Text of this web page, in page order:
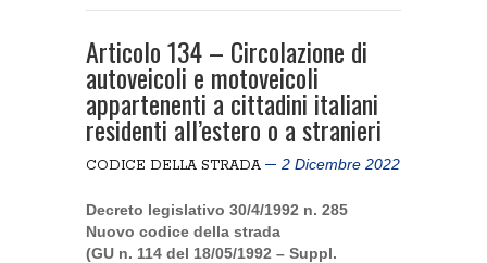
Articolo 134 – Circolazione di
autoveicoli e motoveicoli
appartenenti a cittadini italiani
residenti all’estero o a stranieri
CODICE DELLA STRADA 2 Dicembre 2022
Decreto legislativo 30/4/1992 n. 285
Nuovo codice della strada
(GU n. 114 del 18/05/1992 – Suppl.